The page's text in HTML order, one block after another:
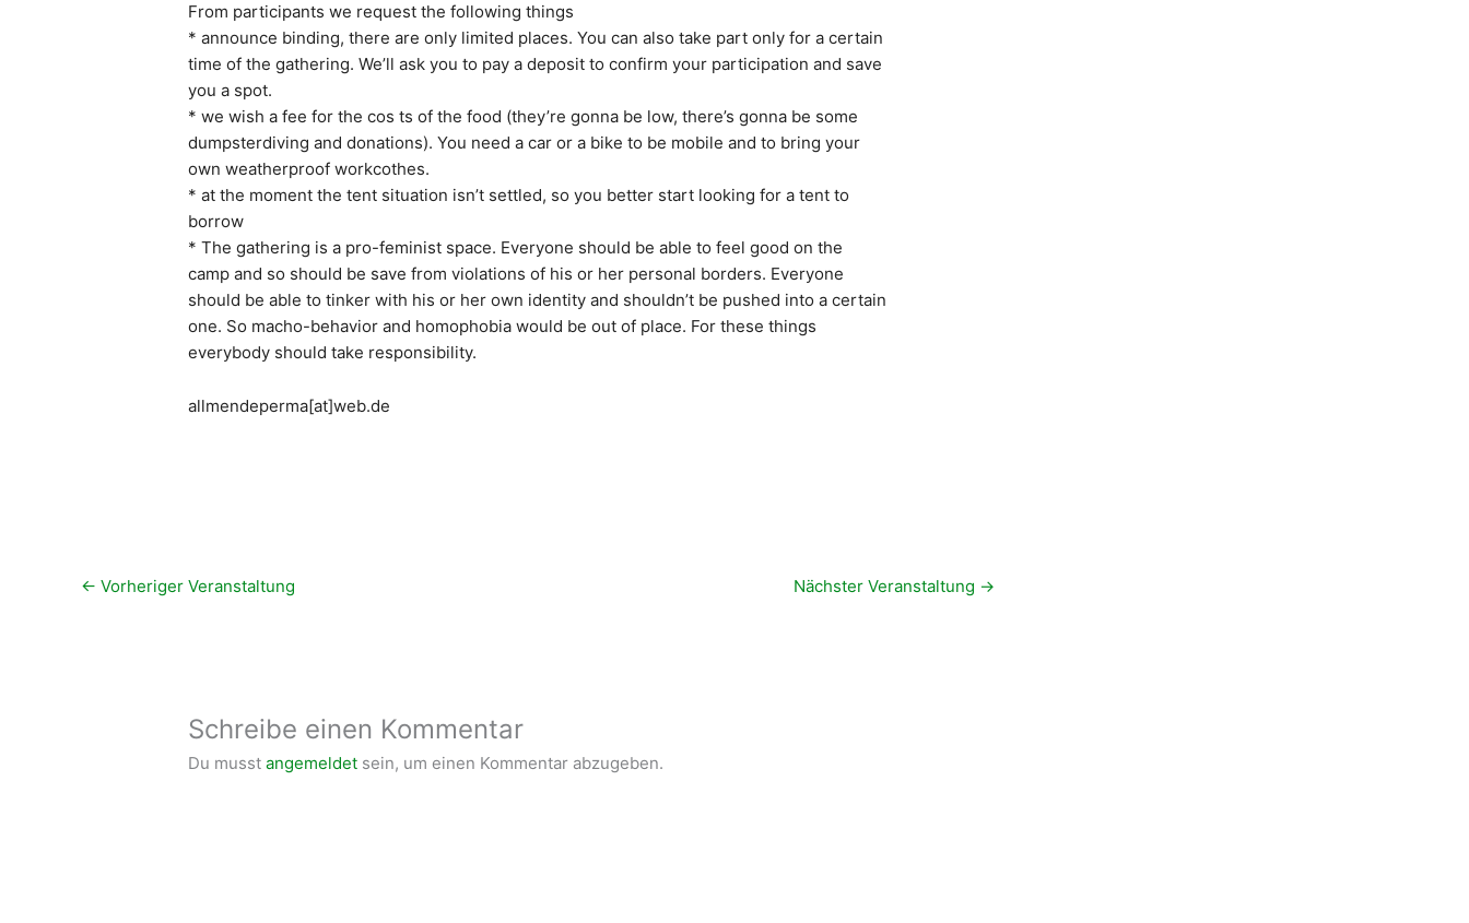
From participants we request the following things
* announce binding, there are only limited places. You can also take part only for a certain
time of the gathering. We’ll ask you to pay a deposit to confirm your participation and save
you a spot.
* we wish a fee for the cos ts of the food (they’re gonna be low, there’s gonna be some
dumpsterdiving and donations). You need a car or a bike to be mobile and to bring your
own weatherproof workcothes.
* at the moment the tent situation isn’t settled, so you better start looking for a tent to
borrow
* The gathering is a pro-feminist space. Everyone should be able to feel good on the
camp and so should be save from violations of his or her personal borders. Everyone
should be able to tinker with his or her own identity and shouldn’t be pushed into a certain
one. So macho-behavior and homophobia would be out of place. For these things
everybody should take responsibility.
allmendeperma[at]web.de
← Vorheriger Veranstaltung Nächster Veranstaltung →
Schreibe einen Kommentar
Du musstangemeldet sein, um einen Kommentar abzugeben.